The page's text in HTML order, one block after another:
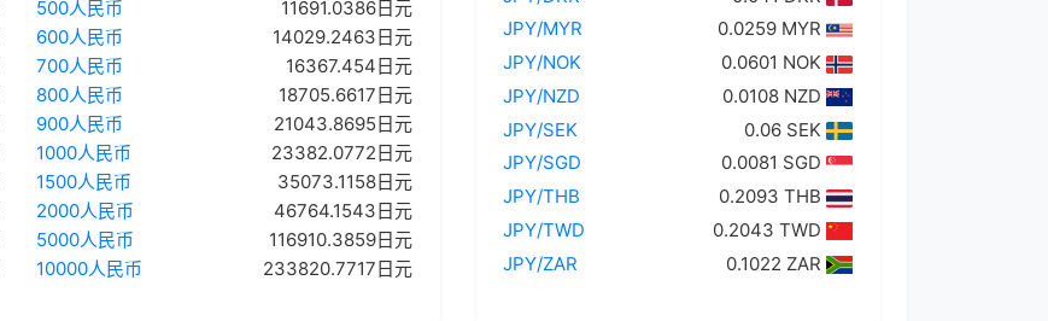
500人民币
11691.0386日元
600人民币
14029.2463日元
700人民币
16367.454日元
800人民币
18705.6617日元
900人民币
21043.8695日元
1000人民币
23382.0772日元
1500人民币
35073.1158日元
2000人民币
46764.1543日元
5000人民币
116910.3859日元
10000人民币
233820.7717日元
JPY/MYR
0.0259 MYR
JPY/NOK
0.0601 NOK
JPY/NZD
0.0108 NZD
JPY/SEK
0.06 SEK
JPY/SGD
0.0081 SGD
JPY/THB
0.2093 THB
JPY/TWD
0.2043 TWD
JPY/ZAR
0.1022 ZAR